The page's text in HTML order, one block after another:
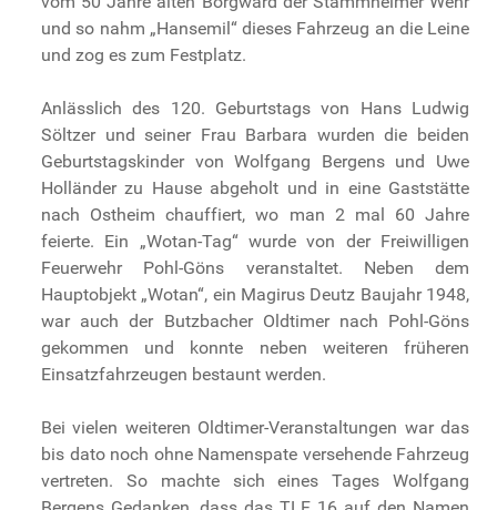
und so nahm „Hansemil“ dieses Fahrzeug an die Leine
und zog es zum Festplatz.
Anlässlich des 120. Geburtstags von Hans Ludwig
Söltzer und seiner Frau Barbara wurden die beiden
Geburtstagskinder von Wolfgang Bergens und Uwe
Holländer zu Hause abgeholt und in eine Gaststätte
nach Ostheim chauffiert, wo man 2 mal 60 Jahre
feierte. Ein „Wotan-Tag“ wurde von der Freiwilligen
Feuerwehr Pohl-Göns veranstaltet. Neben dem
Hauptobjekt „Wotan“, ein Magirus Deutz Baujahr 1948,
war auch der Butzbacher Oldtimer nach Pohl-Göns
gekommen und konnte neben weiteren früheren
Einsatzfahrzeugen bestaunt werden.
Bei vielen weiteren Oldtimer-Veranstaltungen war das
bis dato noch ohne Namenspate versehende Fahrzeug
vertreten. So machte sich eines Tages Wolfgang